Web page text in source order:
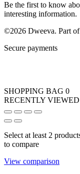
Be the first to know
interesting information.
©2026 Dweeva. Part of
Secure payments
SHOPPING BAG 0
RECENTLY VIEWED
Select at least 2
to compare
View comparison